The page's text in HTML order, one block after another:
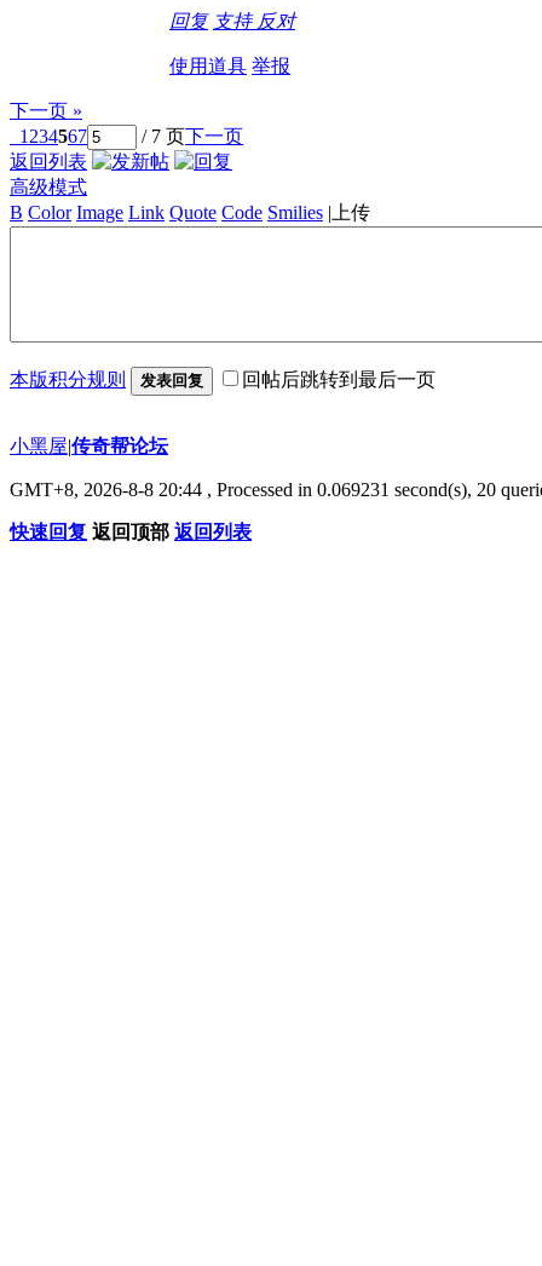
回复 支持 反对
使用道具 举报
下一页 »
1 234567 / 7 页下一页
返回列表
高级模式
B Color Image Link Quote Code Smilies | 上传
本版积分规则 发表回复 回帖后跳转到最后一页
小黑屋|传奇帮论坛
GMT+8, 2026-8-8 20:44 , Processed in 0.069231 second(s), 20
快速回复 返回顶部 返回列表